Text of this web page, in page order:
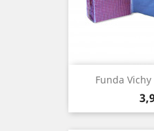
Funda Vichy